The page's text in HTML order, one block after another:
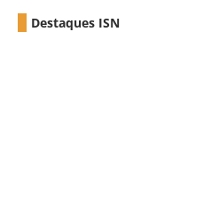
Destaques ISN